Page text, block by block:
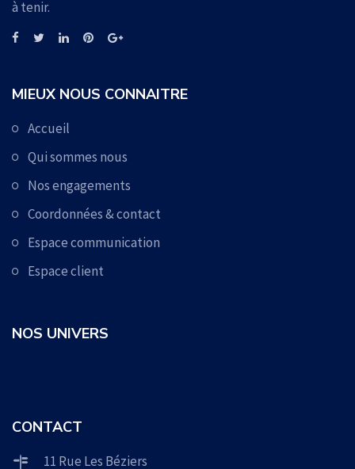
à tenir.
MIEUX NOUS CONNAITRE
Accueil
Qui sommes nous
Nos engagements
Coordonnées & contact
Espace communication
Espace client
NOS UNIVERS
CONTACT
11 Rue Les Béziers